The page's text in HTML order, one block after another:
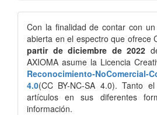
Con la finalidad de contar con
abierta en el espectro que ofrece
partir de diciembre de 2022
AXIOMA asume la Licencia
Reconocimiento-NoComercial-
4.0(CC BY-NC-SA 4.0). Tanto
artículos en sus diferentes
información.